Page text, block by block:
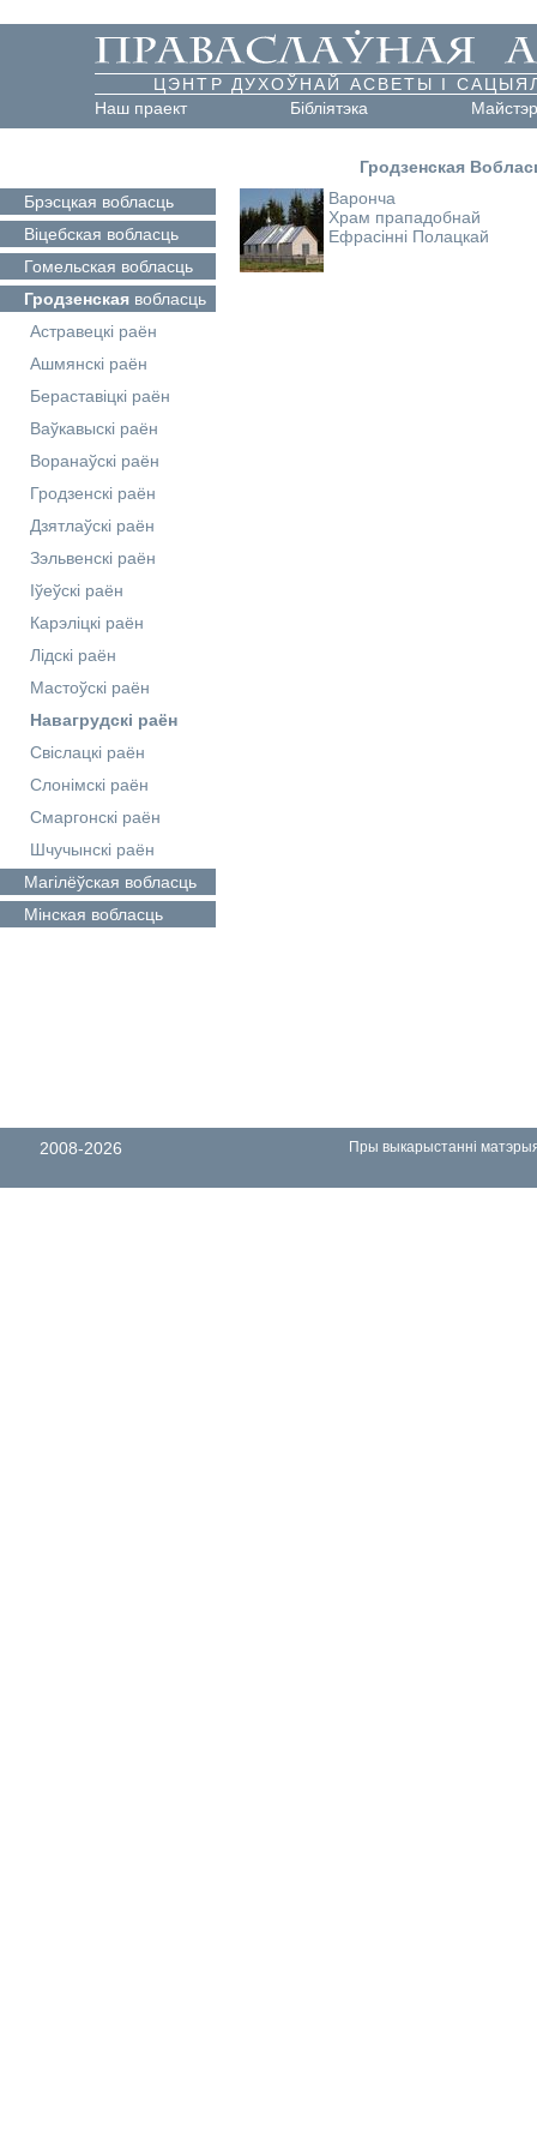
ЦЭНТР ДУХОЎНАЙ АСВЕТЫ І
Наш праект
Бібліятэка
Гродзенская
Брэсцкая вобласць
Віцебская вобласць
Гомельская вобласць
Гродзенская вобласць
Астравецкі раён
Ашмянскі раён
Бераставіцкі раён
Ваўкавыскі раён
Воранаўскі раён
Гродзенскі раён
Дзятлаўскі раён
Зэльвенскі раён
Іўеўскі раён
Карэліцкі раён
Лідскі раён
Мастоўскі раён
Навагрудскі раён
Свіслацкі раён
Слонімскі раён
Смаргонскі раён
Шчучынскі раён
Магілёўская вобласць
Мінская вобласць
Варонча
Храм прападобнай
Ефрасінні Полацкай
2008-2026 Пры выкарыстанні